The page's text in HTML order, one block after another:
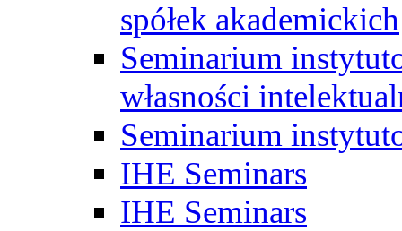
spółek akademickich
Seminarium
własności
Seminarium
IHE Seminars
IHE Seminars